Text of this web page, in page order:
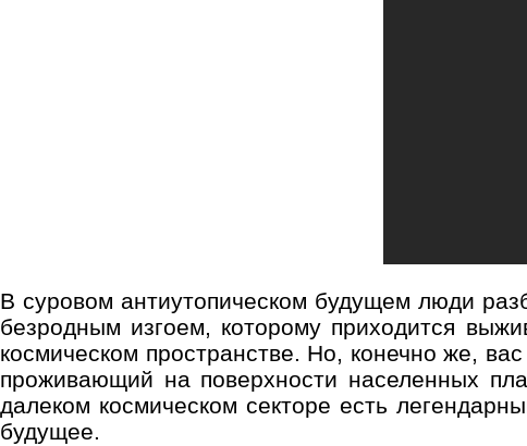
В суровом антиутопическом будущем люди
безродным изгоем, которому приходится
космическом пространстве. Но, конечно же,
проживающий на поверхности населенных
далеком космическом секторе есть
будущее.